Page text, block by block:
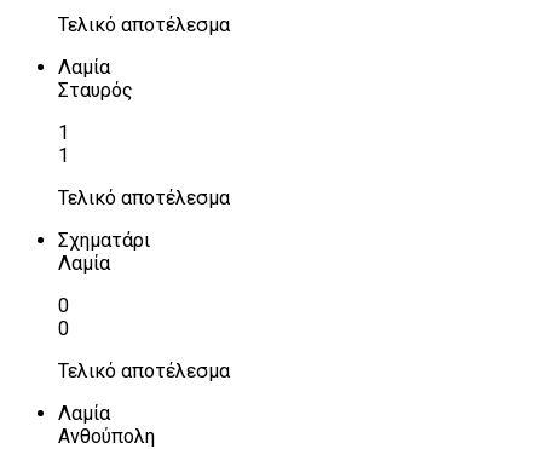
Τελικό αποτέλεσμα
Λαμία
Σταυρός
1
1
Τελικό αποτέλεσμα
Σχηματάρι
Λαμία
0
0
Τελικό αποτέλεσμα
Λαμία
Ανθούπολη